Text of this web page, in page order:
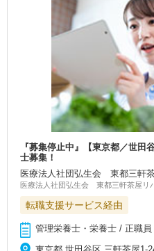
『募集停止中』【東京都／世田
士募集！
医療法人社団弘生会 東都三軒
医療法人社団弘生会 東都三軒茶屋リ
転職支援サービス経由
管理栄養士・栄養士 / 正職員